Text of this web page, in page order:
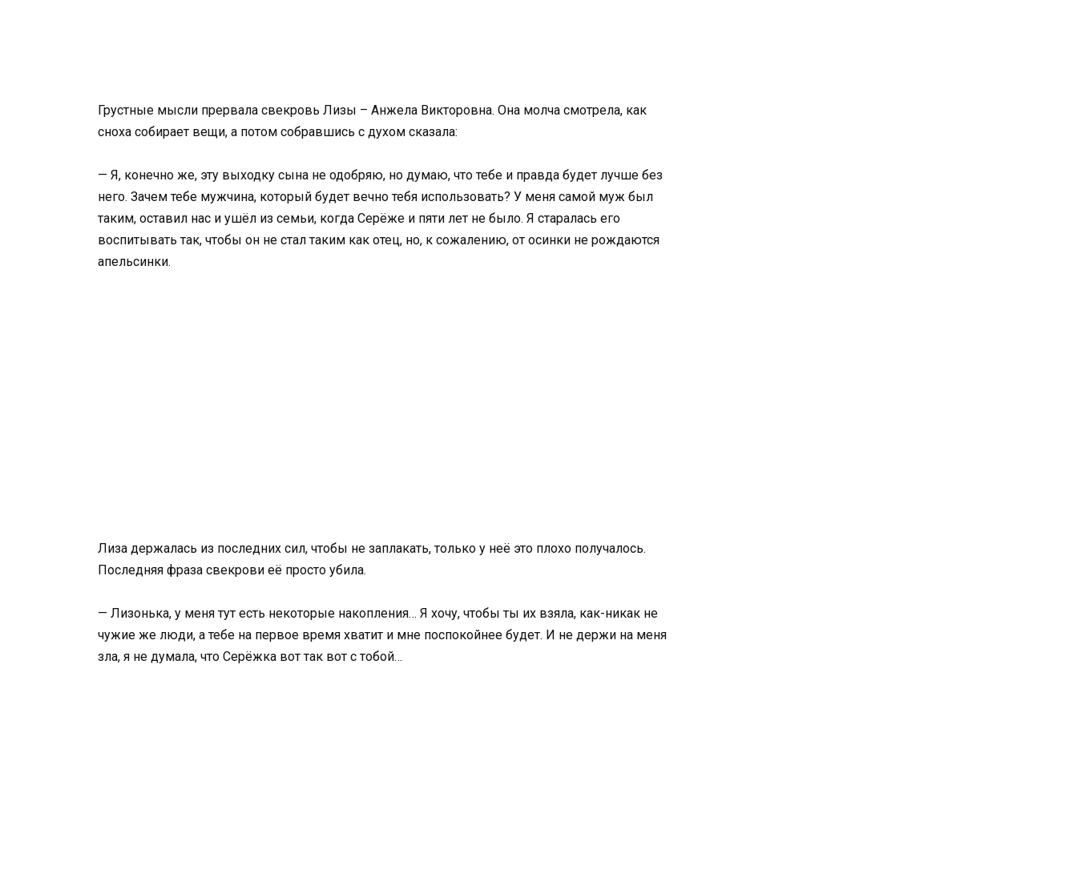
Грустные мысли прервала свекровь Лизы – Анжела Викторовна. Она молча смотрела, как
сноха собирает вещи, а потом собравшись с духом сказала:
— Я, конечно же, эту выходку сына не одобряю, но думаю, что тебе и правда будет лучше без
него. Зачем тебе мужчина, который будет вечно тебя использовать? У меня самой муж был
таким, оставил нас и ушёл из семьи, когда Серёже и пяти лет не было. Я старалась его
воспитывать так, чтобы он не стал таким как отец, но, к сожалению, от осинки не рождаются
апельсинки.
Лиза держалась из последних сил, чтобы не заплакать, только у неё это плохо получалось.
Последняя фраза свекрови её просто убила.
— Лизонька, у меня тут есть некоторые накопления… Я хочу, чтобы ты их взяла, как-никак не
чужие же люди, а тебе на первое время хватит и мне поспокойнее будет. И не держи на меня
зла, я не думала, что Серёжка вот так вот с тобой…